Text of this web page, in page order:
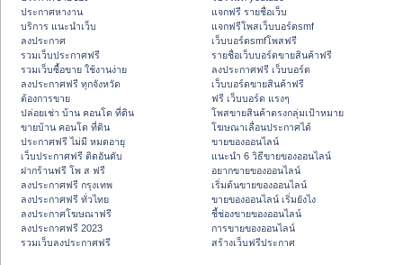
ประกาศหางาน
บริการ แนะนำเว็บ
ลงประกาศ
รวมเว็บประกาศฟรี
รวมเว็บซื้อขาย ใช้งานง่าย
ลงประกาศฟรี ทุกจังหวัด
ต้องการขาย
ปล่อยเช่า บ้าน คอนโด ที่ดิน
ขายบ้าน คอนโด ที่ดิน
ประกาศฟรี ไม่มี หมดอายุ
เว็บประกาศฟรี ติดอันดับ
ฝากร้านฟรี โพ ส ฟรี
ลงประกาศฟรี กรุงเทพ
ลงประกาศฟรี ทั่วไทย
ลงประกาศโฆษณาฟรี
ลงประกาศฟรี 2023
รวมเว็บลงประกาศฟรี
แจกฟรี รายชื่อเว็บ
แจกฟรีโพสเว็บบอร์ดsmf
เว็บบอร์ดsmfโพสฟรี
รายชื่อเว็บบอร์ดขายสินค้าฟรี
ลงประกาศฟรี เว็บบอร์ด
เว็บบอร์ดขายสินค้าฟรี
ฟรี เว็บบอร์ด แรงๆ
โพสขายสินค้าตรงกลุ่มเป้าหมาย
โฆษณาเลื่อนประกาศได้
ขายของออนไลน์
แนะนำ 6 วิธีขายของออนไลน์
อยากขายของออนไลน์
เริ่มต้นขายของออนไลน์
ขายของออนไลน์ เริ่มยังไง
ชี้ช่องขายของออนไลน์
การขายของออนไลน์
สร้างเว็บฟรีประกาศ